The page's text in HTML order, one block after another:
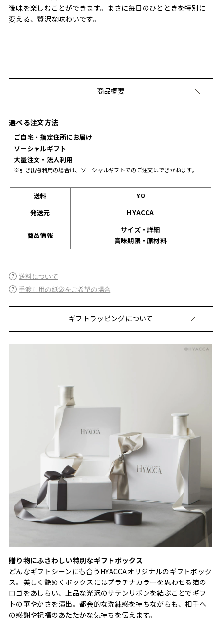
後味を楽しむことができます。まさに毎日のひとときを特別に
変える、贅沢な味わいです。
商品概要
選べる注文方法
ご自宅・指定住所にお届け
ソーシャルギフト
大量注文・法人利用
※引き出物利用の場合は、ソーシャルギフトでのご注文はできかねます。
送料
¥0
発送元
HYACCA
商品情報
サイズ・詳細
賞味期限・原材料
送料について
手渡し用の紙袋をご希望の場合
ギフトラッピングについて
贈り物にふさわしい特別なギフトボックス
どんなギフトシーンにも合うHYACCAオリジナルのギフトボック
ス。美しく艶めくボックスにはプラチナカラーを思わせる箔の
ロゴをあしらい、上品な光沢のサテンリボンを結ぶことでギフ
トの華やかさを演出。都会的な洗練感を持ちながらも、相手へ
の感謝や祝福のあたたかな気持ちを伝えます。